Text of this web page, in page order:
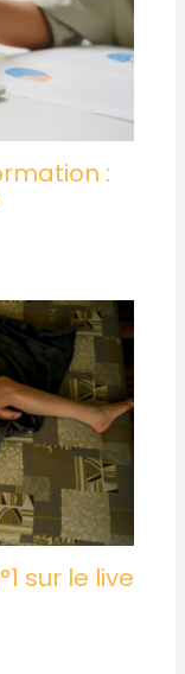
:
sur le live